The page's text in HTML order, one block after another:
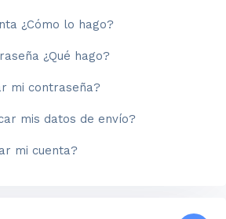
¿Cómo lo hago?
¿Qué hago?
mi contraseña?
mis datos de envío?
mi cuenta?